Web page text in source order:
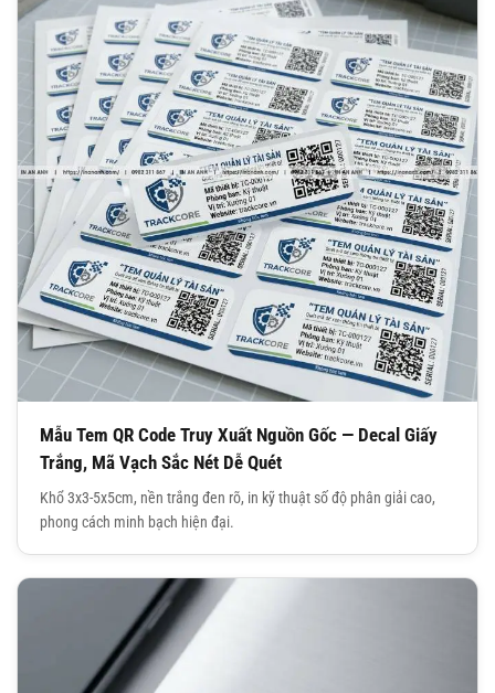
Mẫu Tem QR Code Truy Xuất Nguồn Gốc — Decal Giấy
Trắng, Mã Vạch Sắc Nét Dễ Quét
Khổ 3x3-5x5cm, nền trắng đen rõ, in kỹ thuật số độ phân giải cao,
phong cách minh bạch hiện đại.